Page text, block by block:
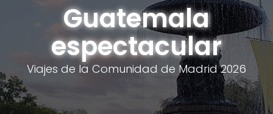
Guatemala
espectacular
Viajes de la Comunidad de Madrid 2026